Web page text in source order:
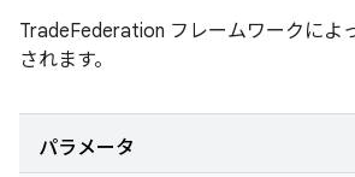
TradeFederation フレームワークによ
されます。
パラメータ